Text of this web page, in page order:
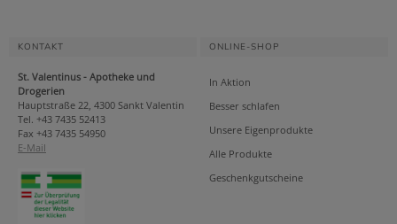
KONTAKT
St. Valentinus - Apotheke und
Drogerien
Hauptstraße 22, 4300 Sankt Valentin
Tel. +43 7435 52413
Fax +43 7435 54950
E-Mail
ONLINE-SHOP
In Aktion
Besser schlafen
Unsere Eigenprodukte
Alle Produkte
Geschenkgutscheine